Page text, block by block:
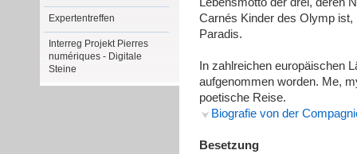
Expertentreffen
Interreg Projekt Pierres
numériques - Digitale
Steine
Carnés Kinder des Olymp
Paradis.
In zahlreichen europäischen
aufgenommen worden. Me,
poetische Reise.
Biografie von der
Besetzung